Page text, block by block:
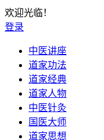
欢迎光临！
登录
中医讲座
道家功法
道家经典
道家人物
中医针灸
国医大师
道家思想